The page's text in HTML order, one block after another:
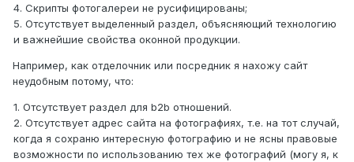
4. Скрипты фотогалереи не русифицированы;
5. Отсутствует выделенный раздел, объясняющий технологию
и важнейшие свойства оконной продукции.
Например, как отделочник или посредник я нахожу сайт
неудобным потому, что:
1. Отсутствует раздел для b2b отношений.
2. Отсутствует адрес сайта на фотографиях, т.е. на тот случай,
когда я сохраню интересную фотографию и не ясны правовые
возможности по использованию тех же фотографий (могу я, к